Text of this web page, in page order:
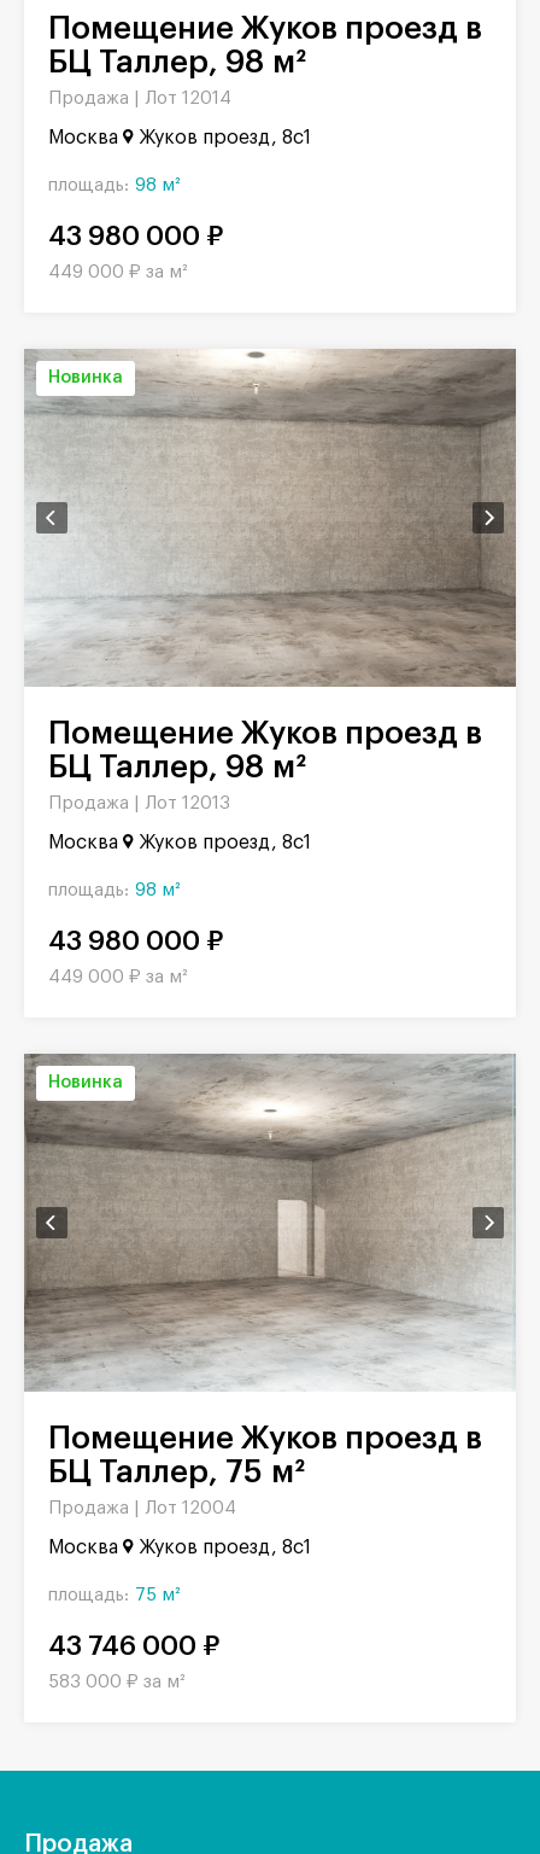
Помещение Жуков проезд в
БЦ Таллер, 98 м²
Продажа | Лот 12014
Москва Жуков проезд, 8с1
площадь: 98 м²
43 980 000 ₽
449 000 ₽ за м²
Новинка
Помещение Жуков проезд в
БЦ Таллер, 98 м²
Продажа | Лот 12013
Москва Жуков проезд, 8с1
площадь: 98 м²
43 980 000 ₽
449 000 ₽ за м²
Новинка
Помещение Жуков проезд в
БЦ Таллер, 75 м²
Продажа | Лот 12004
Москва Жуков проезд, 8с1
площадь: 75 м²
43 746 000 ₽
583 000 ₽ за м²
Продажа